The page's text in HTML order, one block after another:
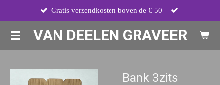
naar
de
VAN DEELEN GRAVEER
Gratis verzendkosten boven de € 50
Bank 3zits